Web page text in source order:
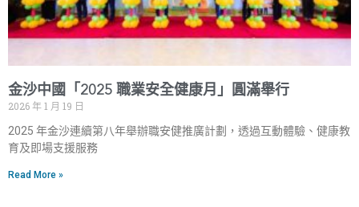
金沙中國「2025 職業安全健康月」圓滿舉行
2026 年 1 月 19 日
2025 年金沙連續第八年舉辦職安健推廣計劃，透過互動體驗、健康教
育及即場支援服務
Read More »